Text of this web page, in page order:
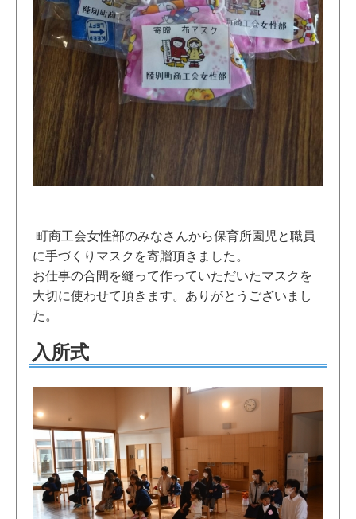
町商工会女性部のみなさんから保育所園児と職員
に手づくりマスクを寄贈頂きました。
お仕事の合間を縫って作っていただいたマスクを
大切に使わせて頂きます。ありがとうございまし
た。
入所式